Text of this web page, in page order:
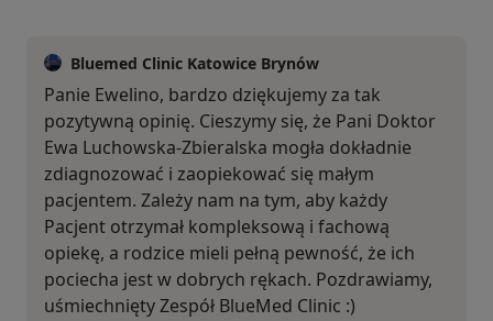
Bluemed Clinic Katowice Brynów
Panie Ewelino, bardzo dziękujemy za tak
pozytywną opinię. Cieszymy się, że Pani Doktor
Ewa Luchowska-Zbieralska mogła dokładnie
zdiagnozować i zaopiekować się małym
pacjentem. Zależy nam na tym, aby każdy
Pacjent otrzymał kompleksową i fachową
opiekę, a rodzice mieli pełną pewność, że ich
pociecha jest w dobrych rękach. Pozdrawiamy,
uśmiechnięty Zespół BlueMed Clinic :)